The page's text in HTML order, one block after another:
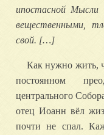
ипостасной Мысли
вещественными
свой. […]
Как нужно жить,
постоянном
центрального
отец Иоанн вёл
почти не спал.